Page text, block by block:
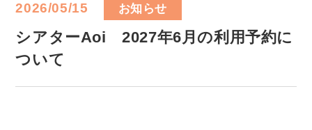
主催イベント
イベントカレンダー
2026/05/15 お知らせ
シアターAoi 2027年6月の利用予約に
ついて